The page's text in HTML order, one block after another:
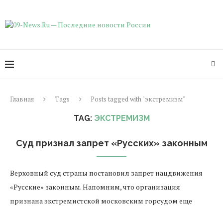
Главная Tags Posts tagged with "экстремизм"
TAG: ЭКСТРЕМИЗМ
Суд признал запрет «Русских» законным
Верховный суд страны постановил запрет нацдвижения
«Русские» законным. Напомним, что организация
признана экстремистской московским горсудом еще